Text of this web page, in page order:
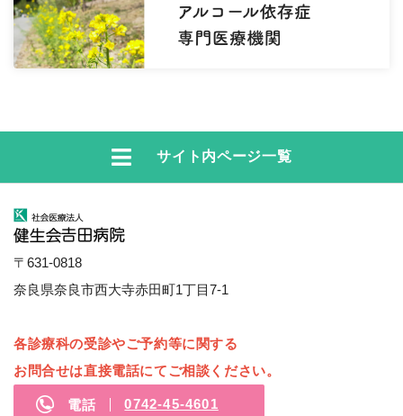
サイト内ページ一覧
〒631-0818
奈良県奈良市西大寺赤田町1丁目7-1
各診療科の受診やご予約等に関する
お問合せは直接電話にてご相談ください。
電話 0742-45-4601